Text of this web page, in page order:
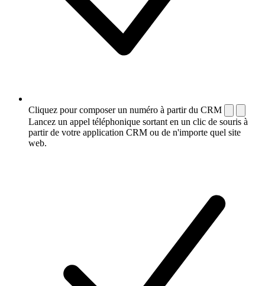
Cliquez pour composer un numéro à partir du CRM
Lancez un appel téléphonique sortant en un clic de souris à
partir de votre application CRM ou de n'importe quel site
web.